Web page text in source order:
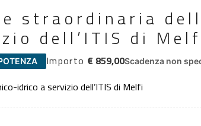
straordinaria
dell’ITIS di
Importo € 859,00Scadenza non
idrico a servizio dell’ITIS di Melfi